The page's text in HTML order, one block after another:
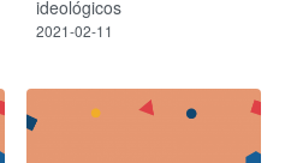
ideológicos
2021-02-11